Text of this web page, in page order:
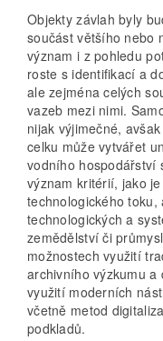
Objekty závlah byly
součást většího nebo
význam i z pohledu
roste s identifikací a
ale zejména celých
vazeb mezi nimi.
nijak výjimečné,
celku může vytvářet
vodního hospodářství
význam kritérií, jako
technologického
technologických a
zemědělství či
možnostech využití
archivního výzkumu a
využití moderních
včetně metod
podkladů.